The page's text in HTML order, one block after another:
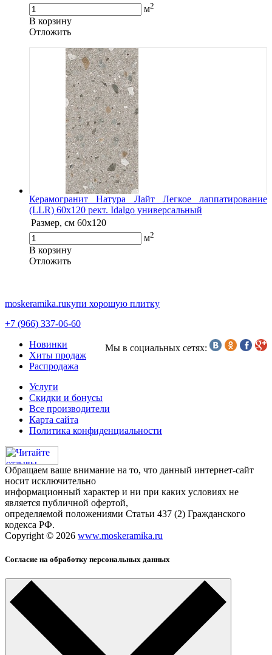
м2
В корзину
Oтложить
Керамогранит Натура Лайт Легкое лаппатирование
(LLR) 60х120 рект. Idalgo универсальный
Размер, см 60х120
м2
В корзину
Oтложить
moskeramika.ruкупи хорошую плитку
+7 (966) 337-06-60
Мы в социальных сетях:
Новинки
Хиты продаж
Распродажа
Услуги
Скидки и бонусы
Все производители
Карта сайта
Политика конфиденциальности
Обращаем ваше внимание на то, что данный интернет-сайт
носит исключительно
информационный характер и ни при каких условиях не
является публичной офертой,
определяемой положениями Статьи 437 (2) Гражданского
кодекса РФ.
Copyright © 2026 www.moskeramika.ru
Согласие на обработку персональных данных